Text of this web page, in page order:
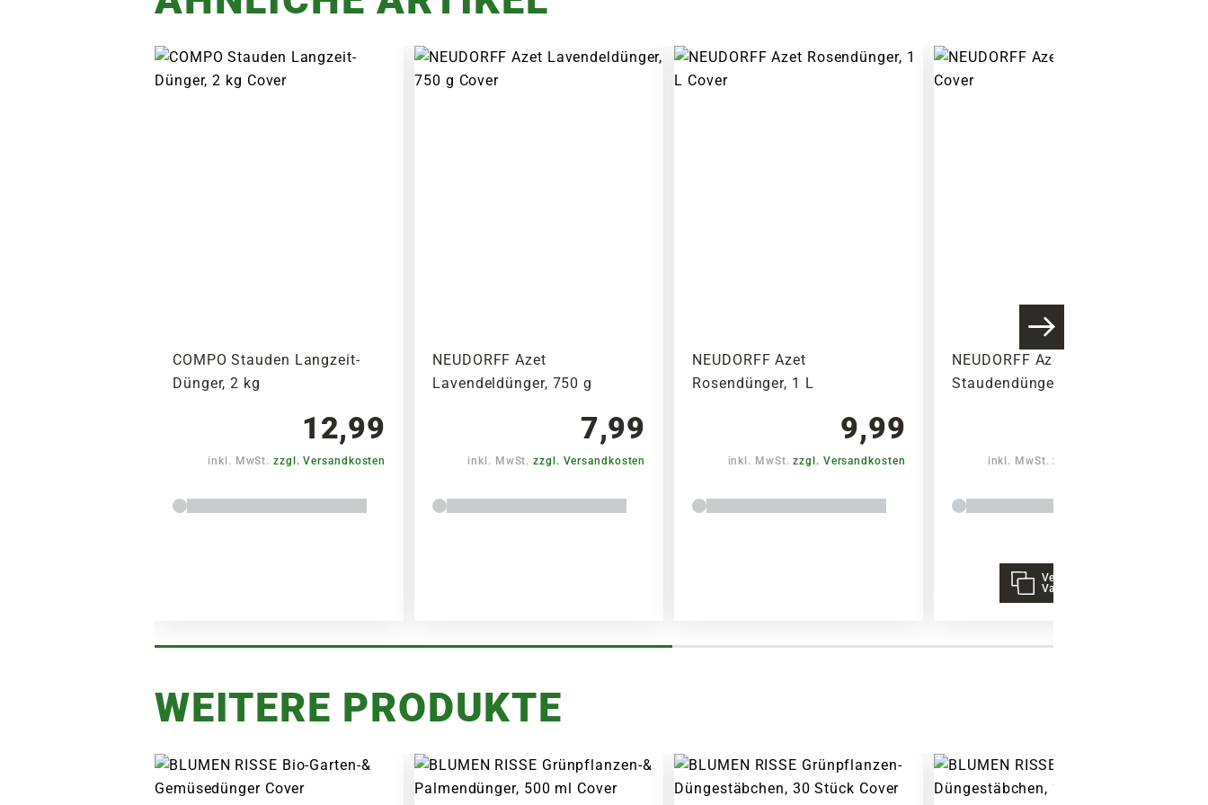
COMPO Stauden Langzeit-
Dünger, 2 kg
12,99
inkl. MwSt.zzgl. Versandkosten
NEUDORFF Azet
Lavendeldünger, 750 g
7,99
inkl. MwSt.zzgl. Versandkosten
NEUDORFF Azet
Rosendünger, 1 L
9,99
inkl. MwSt.zzgl. Versandkosten
NEUDORFF Azet
Staudendünger
inkl. MwSt.zzgl. Versandkosten
Verschiedene
Varianten
WEITERE PRODUKTE